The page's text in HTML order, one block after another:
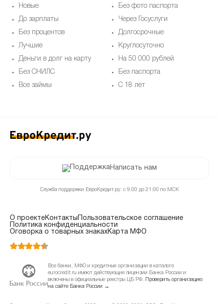
Новые
До зарплаты
Без процентов
Лучшие
Деньги в долг на карту
Без СНИЛС
Все займы
Без фото паспорта
Через Госуслуги
Долгосрочные
Круглосуточно
На 50 000 рублей
Без паспорта
С 18 лет
Написать нам
Служба поддержки ЕвроКредит.ру: с 9:00 до 21:00 по МСК
О проектеКонтакты
Пользовательское соглашение
Политика конфиденциальности
Оговорка о товарных знакахКарта МФО
Все банки, МФО и кредитные организации в каталоге
eurocredit.ru имеют действующие лицензии Банка России и
включены в официальные реестры ЦБ РФ.
Проверить организацию
на сайте Банка России →